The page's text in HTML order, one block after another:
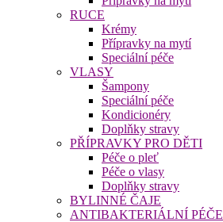
RUCE
Krémy
Přípravky na mytí
Speciální péče
VLASY
Šampony
Speciální péče
Kondicionéry
Doplňky stravy
PŘÍPRAVKY PRO DĚTI
Péče o pleť
Péče o vlasy
Doplňky stravy
BYLINNÉ ČAJE
ANTIBAKTERIÁLNÍ PÉČE